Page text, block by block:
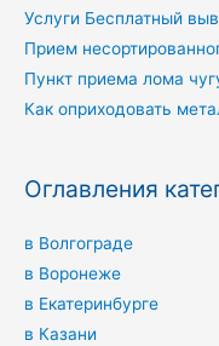
Услуги Бесплатный
Прием
Пункт приема лома
Как оприходовать
Оглавления
в Волгограде
в Воронеже
в Екатеринбурге
в Казани